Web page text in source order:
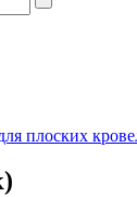
плоских